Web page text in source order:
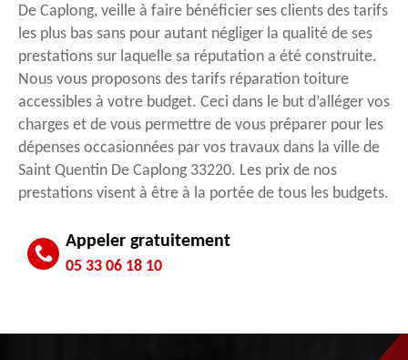
De Caplong, veille à faire bénéficier ses clients des tarifs
les plus bas sans pour autant négliger la qualité de ses
prestations sur laquelle sa réputation a été construite.
Nous vous proposons des tarifs réparation toiture
accessibles à votre budget. Ceci dans le but d’alléger vos
charges et de vous permettre de vous préparer pour les
dépenses occasionnées par vos travaux dans la ville de
Saint Quentin De Caplong 33220. Les prix de nos
prestations visent à être à la portée de tous les budgets.
Appeler gratuitement
05 33 06 18 10